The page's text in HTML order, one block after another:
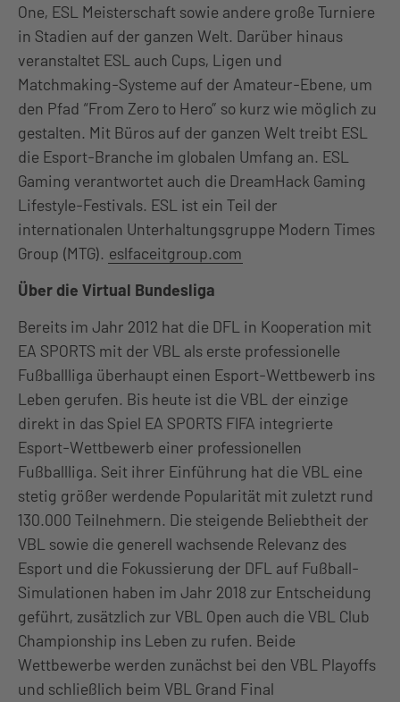
One, ESL Meisterschaft sowie andere große Turniere
in Stadien auf der ganzen Welt. Darüber hinaus
veranstaltet ESL auch Cups, Ligen und
Matchmaking-Systeme auf der Amateur-Ebene, um
den Pfad “From Zero to Hero” so kurz wie möglich zu
gestalten. Mit Büros auf der ganzen Welt treibt ESL
die Esport-Branche im globalen Umfang an. ESL
Gaming verantwortet auch die DreamHack Gaming
Lifestyle-Festivals. ESL ist ein Teil der
internationalen Unterhaltungsgruppe Modern Times
Group (MTG). eslfaceitgroup.com
Über die Virtual Bundesliga
Bereits im Jahr 2012 hat die DFL in Kooperation mit
EA SPORTS mit der VBL als erste professionelle
Fußballliga überhaupt einen Esport-Wettbewerb ins
Leben gerufen. Bis heute ist die VBL der einzige
direkt in das Spiel EA SPORTS FIFA integrierte
Esport-Wettbewerb einer professionellen
Fußballliga. Seit ihrer Einführung hat die VBL eine
stetig größer werdende Popularität mit zuletzt rund
130.000 Teilnehmern. Die steigende Beliebtheit der
VBL sowie die generell wachsende Relevanz des
Esport und die Fokussierung der DFL auf Fußball-
Simulationen haben im Jahr 2018 zur Entscheidung
geführt, zusätzlich zur VBL Open auch die VBL Club
Championship ins Leben zu rufen. Beide
Wettbewerbe werden zunächst bei den VBL Playoffs
und schließlich beim VBL Grand Final